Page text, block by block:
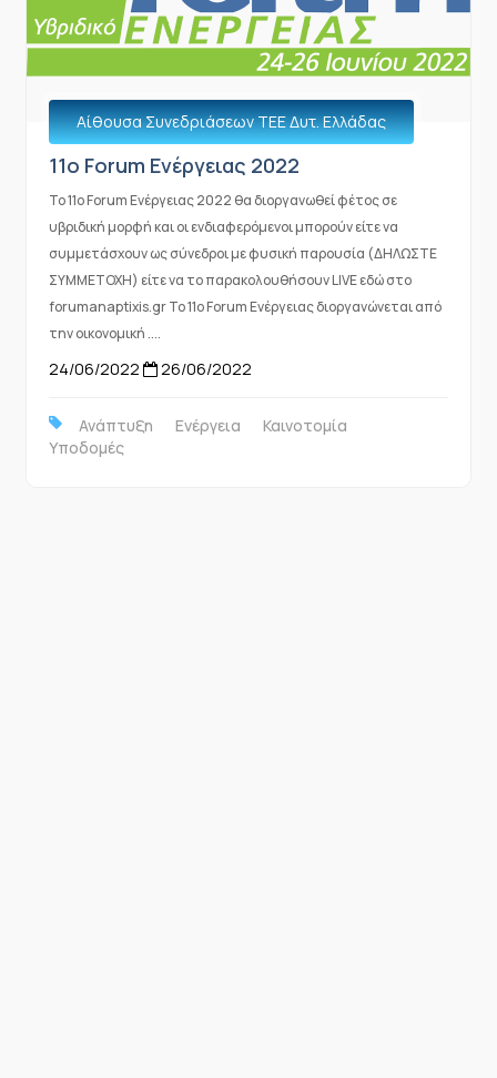
Αίθουσα Συνεδριάσεων ΤΕΕ Δυτ. Ελλάδας
11o Forum Ενέργειας 2022
To 11o Forum Ενέργειας 2022 θα διοργανωθεί φέτος σε
υβριδική μορφή και οι ενδιαφερόμενοι μπορούν είτε να
συμμετάσχουν ως σύνεδροι με φυσική παρουσία (ΔΗΛΩΣΤΕ
ΣΥΜΜΕΤΟΧΗ) είτε να το παρακολουθήσουν LIVE εδώ στο
forumanaptixis.gr Το 11o Forum Ενέργειας διοργανώνεται από
την οικονομική ....
24/06/2022 26/06/2022
Ανάπτυξη Ενέργεια
Καινοτομία
Υποδομές